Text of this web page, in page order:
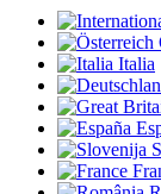
Italia